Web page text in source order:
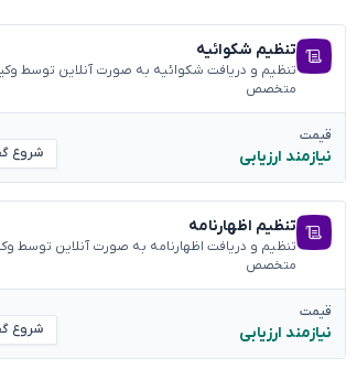
تنظیم شکوائیه
تنظیم و دریافت شکوائیه به صورت آنلاین توسط
متخصص
قیمت
نیازمند ارزیابی شروع گفتگو
تنظیم اظهارنامه
تنظیم و دریافت اظهارنامه به صورت آنلاین توسط
متخصص
قیمت
نیازمند ارزیابی شروع گفتگو